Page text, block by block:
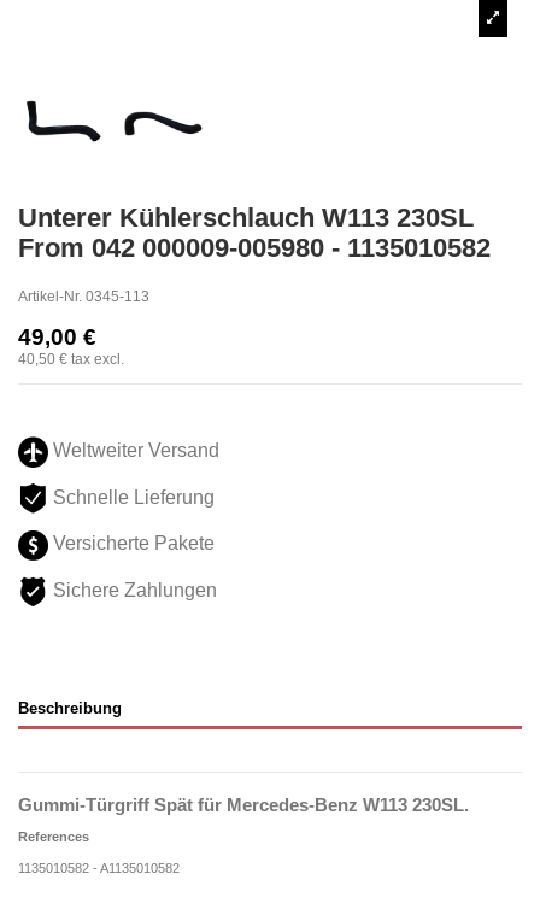
Unterer Kühlerschlauch W113 230SL
From 042 000009-005980 - 1135010582
Artikel-Nr. 0345-113
49,00 €
40,50 € tax excl.
Weltweiter Versand
Schnelle Lieferung
Versicherte Pakete
Sichere Zahlungen
Beschreibung
Gummi-Türgriff Spät für Mercedes-Benz W113 230SL.
References
1135010582 - A1135010582